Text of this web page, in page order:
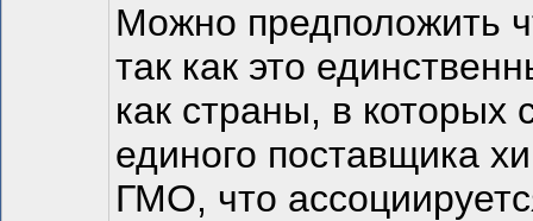
Можно предположить
так как это
как страны, в
единого поставщика
ГМО, что